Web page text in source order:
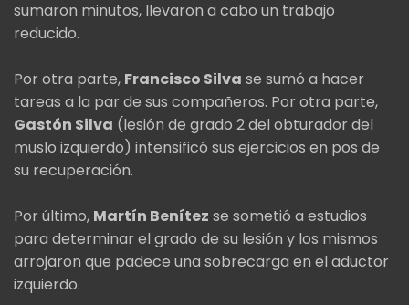
sumaron minutos, llevaron a cabo un trabajo
reducido.
Por otra parte, Francisco Silva se sumó a hacer
tareas a la par de sus compañeros. Por otra parte,
Gastón Silva (lesión de grado 2 del obturador del
muslo izquierdo) intensificó sus ejercicios en pos de
su recuperación.
Por último, Martín Benítez se sometió a estudios
para determinar el grado de su lesión y los mismos
arrojaron que padece una sobrecarga en el aductor
izquierdo.